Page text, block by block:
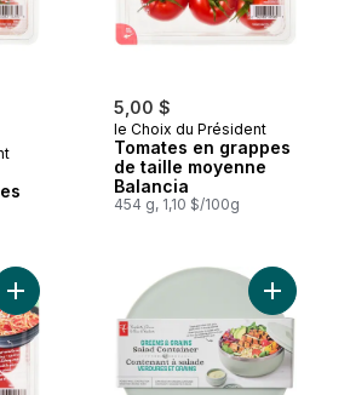
5,00 $
le Choix du Président
Tomates en grappes
de taille moyenne
Balancia
454 g, 1,10 $/100g
Ajouter Tomates roma Solerama, style
Ajouter